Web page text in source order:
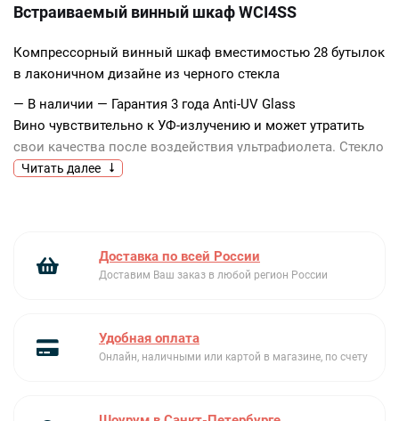
Встраиваемый винный шкаф WCI4SS
Компрессорный винный шкаф вместимостью 28 бутылок
в лаконичном дизайне из черного стекла
— В наличии — Гарантия 3 года Anti-UV Glass
Вино чувствительно к УФ-излучению и может утратить
свои качества после воздействия ультрафиолета. Стекло
дверцы имеет специальное покрытие, которое не
Двойное стекло
Чтобы вино дольше сохраняло свои вкусовые качества,
температуру и защищает от вредного внешнего
Читать далее
Доставка по всей России
Доставим Ваш заказ в любой регион России
Удобная оплата
Онлайн, наличными или картой в магазине, по счету